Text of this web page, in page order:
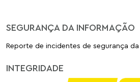
SEGURANÇA DA INFORMAÇÃO
Reporte de incidentes de segurança
INTEGRIDADE